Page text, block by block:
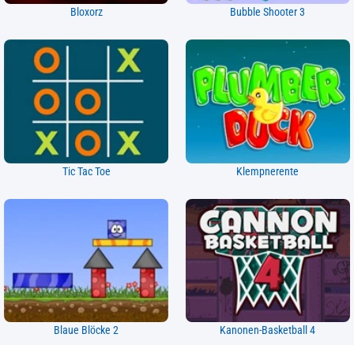
Bloxorz Bubble Shooter 3
Tic Tac Toe Klempnerente
Blaue Blöcke 2 Kanonen-Basketball 4